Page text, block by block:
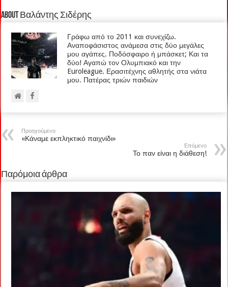
About Βαλάντης Σιδέρης
Γράφω από το 2011 και συνεχίζω.
Αναποφάσιστος ανάμεσα στις δύο μεγάλες
μου αγάπες. Ποδόσφαιρο ή μπάσκετ; Και τα
δύο! Αγαπώ τον Ολυμπιακό και την
Euroleague. Ερασιτέχνης αθλητής στα νιάτα
μου. Πατέρας τριών παιδιών
Προηγούμενο
«Κάναμε εκπληκτικό παιχνίδι»
Επόμενο
Το παν είναι η διάθεση!
Παρόμοια άρθρα